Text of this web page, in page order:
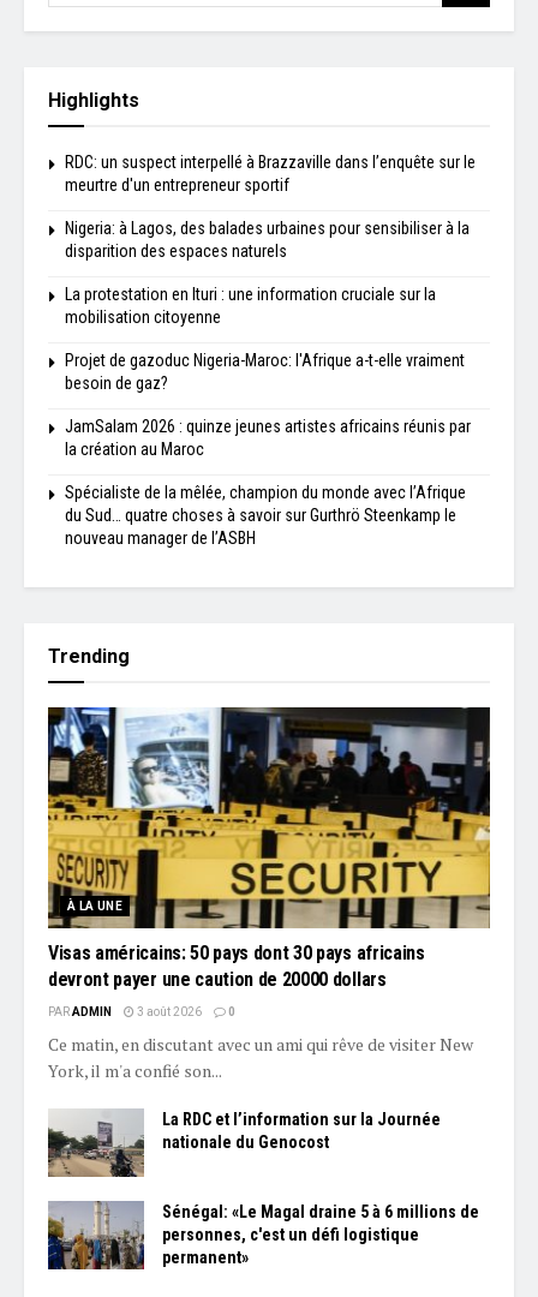
Highlights
RDC: un suspect interpellé à Brazzaville dans l’enquête sur le
meurtre d'un entrepreneur sportif
Nigeria: à Lagos, des balades urbaines pour sensibiliser à la
disparition des espaces naturels
La protestation en Ituri : une information cruciale sur la
mobilisation citoyenne
Projet de gazoduc Nigeria-Maroc: l'Afrique a-t-elle vraiment
besoin de gaz?
JamSalam 2026 : quinze jeunes artistes africains réunis par
la création au Maroc
Spécialiste de la mêlée, champion du monde avec l’Afrique
du Sud… quatre choses à savoir sur Gurthrö Steenkamp le
nouveau manager de l’ASBH
Trending
À LA UNE
Visas américains: 50 pays dont 30 pays africains
devront payer une caution de 20000 dollars
PARADMIN 3 août 2026 0
Ce matin, en discutant avec un ami qui rêve de visiter New
York, il m'a confié son...
La RDC et l’information sur la Journée
nationale du Genocost
Sénégal: «Le Magal draine 5 à 6 millions de
personnes, c'est un défi logistique
permanent»